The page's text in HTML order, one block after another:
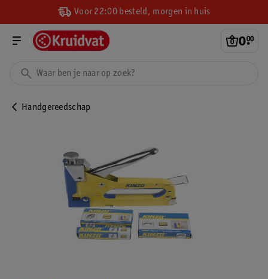
Voor 22:00 besteld, morgen in huis
0.
00
Handgereedschap